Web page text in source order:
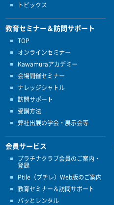
トピックス
教育セミナー＆訪問サポート
TOP
オンラインセミナー
Kawamuraアカデミー
会場開催セミナー
ナレッジシャトル
訪問サポート
受講方法
弊社出展の学会・展示会等
会員サービス
プラチナクラブ会員のご案内・
登録
Ptile（プチレ）Web版のご案内
教育セミナー＆訪問サポート
パッとレンタル